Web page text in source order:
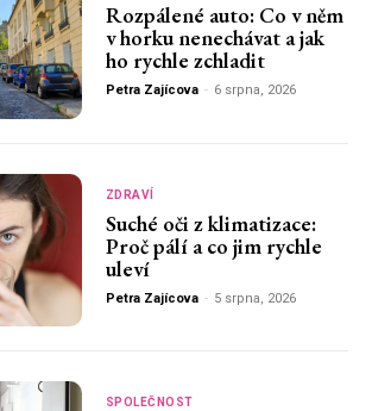
Rozpálené auto: Co v něm
v horku nenechávat a jak
ho rychle zchladit
Petra Zajícova - 6 srpna, 2026
ZDRAVÍ
Suché oči z klimatizace:
Proč pálí a co jim rychle
uleví
Petra Zajícova - 5 srpna, 2026
SPOLEČNOST